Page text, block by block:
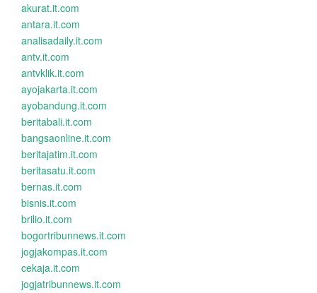
akurat.it.com
antara.it.com
analisadaily.it.com
antv.it.com
antvklik.it.com
ayojakarta.it.com
ayobandung.it.com
beritabali.it.com
bangsaonline.it.com
beritajatim.it.com
beritasatu.it.com
bernas.it.com
bisnis.it.com
brilio.it.com
bogortribunnews.it.com
jogjakompas.it.com
cekaja.it.com
jogjatribunnews.it.com